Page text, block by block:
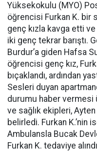
Yüksekokulu (MYO)
öğrencisi Furkan K. bir
genç kızla kavga etti ve
iki genç tekrar barıştı.
Burdur’a giden Hafsa
öğrencisi genç kız,
bıçaklandı, ardından
Sesleri duyan
durumu haber vermesi
ve sağlık ekipleri, Ayten
belirledi. Furkan K.’nin
Ambulansla Bucak
Furkan K. tedaviye